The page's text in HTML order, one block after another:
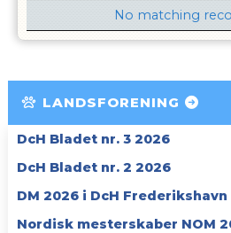
No matching
LANDSFORENING
DcH Bladet nr. 3 2026
DcH Bladet nr. 2 2026
DM 2026 i DcH Frederikshavn
Nordisk mesterskaber NOM